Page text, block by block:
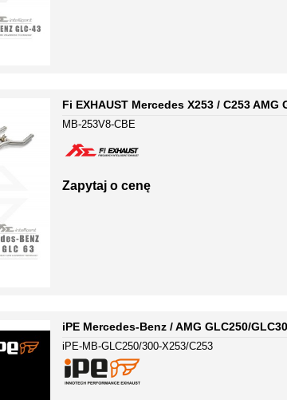
Fi EXHAUST Mercedes X253 / C253
MB-253V8-CBE
Zapytaj o cenę
iPE Mercedes-Benz / AMG GLC250/
iPE-MB-GLC250/300-X253/C253